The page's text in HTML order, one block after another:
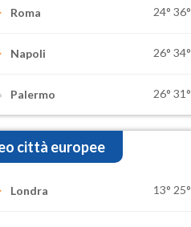
Roma 24° 36°
Napoli 26° 34°
Palermo 26° 31°
città europee
Londra 13° 25°